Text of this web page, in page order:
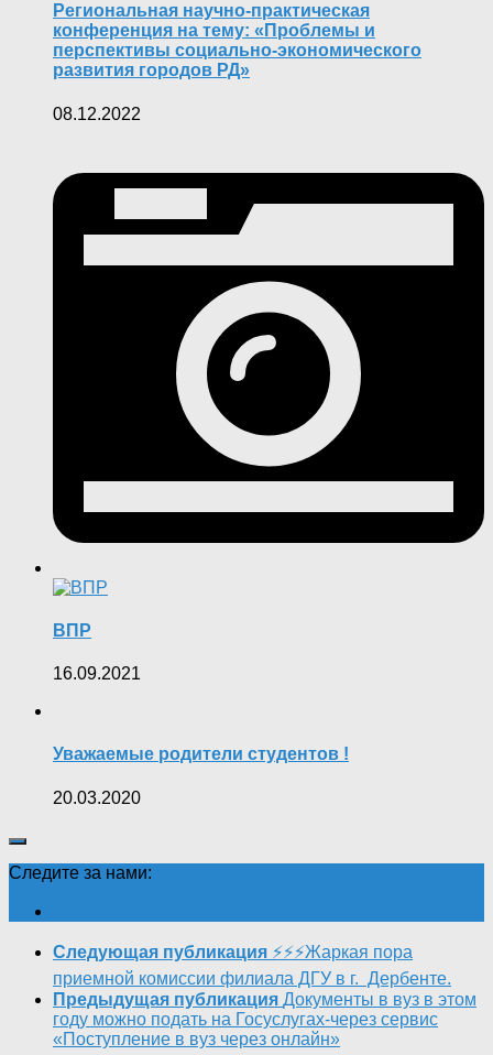
Региональная научно-практическая
конференция на тему: «Проблемы и
перспективы социально-экономического
развития городов РД»
08.12.2022
ВПР
16.09.2021
Уважаемые родители студентов !
20.03.2020
Следите за нами:
Следующая публикация ⚡️⚡️⚡️Жаркая пора
приемной комиссии филиала ДГУ в г. Дербенте.
Предыдущая публикация Документы в вуз в этом
году можно подать на Госуслугах-через сервис
«Поступление в вуз через онлайн»